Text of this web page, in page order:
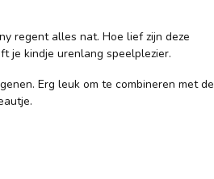
regent alles nat. Hoe lief zijn deze
je kindje urenlang speelplezier.
Erg leuk om te combineren met de